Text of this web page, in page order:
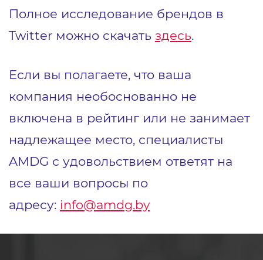
Полное исследование брендов в
Twitter можно скачать здесь.
Если вы полагаете, что ваша
компания необоснованно не
включена в рейтинг или не занимает
надлежащее место, специалисты
AMDG с удовольствием ответят на
все ваши вопросы по
адресу: info@amdg.by